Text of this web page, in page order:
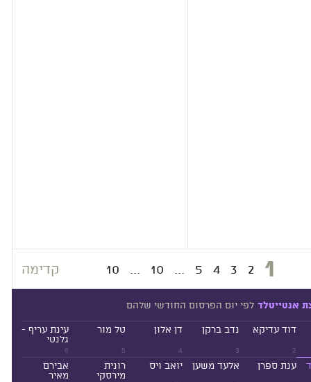
1
2
3
4
5
...
10
... קדימה 10
אנטייטלד לפי יום הפרסום החודשי שלהם
2
דוד עדיקא
3
נדב ברקן
4
דן אלון
5
טל מור
6
עינת עריף -
גלנטי
ענת ספרן אלעד משען יואב ויס
רונית
מירסקי
אבירם
מאיר